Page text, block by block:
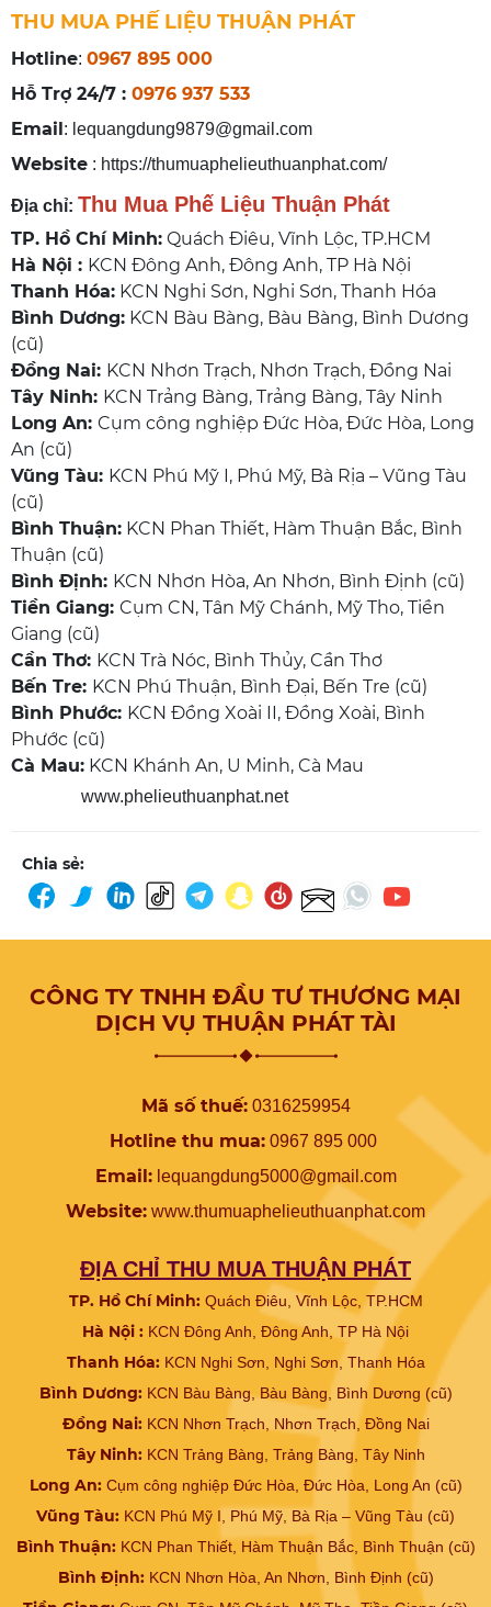
THU MUA PHẾ LIỆU THUẬN PHÁT
Hotline: 0967 895 000
Hỗ Trợ 24/7 : 0976 937 533
Email: lequangdung9879@gmail.com
Website : https://thumuaphelieuthuanphat.com/
Địa chỉ: Thu Mua Phế Liệu Thuận Phát
TP. Hồ Chí Minh: Quách Điêu, Vĩnh Lộc, TP.HCM
Hà Nội : KCN Đông Anh, Đông Anh, TP Hà Nội
Thanh Hóa: KCN Nghi Sơn, Nghi Sơn, Thanh Hóa
Bình Dương: KCN Bàu Bàng, Bàu Bàng, Bình Dương
(cũ)
Đồng Nai: KCN Nhơn Trạch, Nhơn Trạch, Đồng Nai
Tây Ninh: KCN Trảng Bàng, Trảng Bàng, Tây Ninh
Long An: Cụm công nghiệp Đức Hòa, Đức Hòa, Long
An (cũ)
Vũng Tàu: KCN Phú Mỹ I, Phú Mỹ, Bà Rịa – Vũng Tàu
(cũ)
Bình Thuận: KCN Phan Thiết, Hàm Thuận Bắc, Bình
Thuận (cũ)
Bình Định: KCN Nhơn Hòa, An Nhơn, Bình Định (cũ)
Tiền Giang: Cụm CN, Tân Mỹ Chánh, Mỹ Tho, Tiền
Giang (cũ)
Cần Thơ: KCN Trà Nóc, Bình Thủy, Cần Thơ
Bến Tre: KCN Phú Thuận, Bình Đại, Bến Tre (cũ)
Bình Phước: KCN Đồng Xoài II, Đồng Xoài, Bình
Phước (cũ)
Cà Mau: KCN Khánh An, U Minh, Cà Mau
www.phelieuthuanphat.net
Chia sẻ:
CÔNG TY TNHH ĐẦU TƯ THƯƠNG MẠI
DỊCH VỤ THUẬN PHÁT TÀI
Mã số thuế:0316259954
Hotline thu mua: 0967 895 000
Email:lequangdung5000@gmail.com
Website: www.thumuaphelieuthuanphat.com
ĐỊA CHỈ THU MUA THUẬN PHÁT
TP. Hồ Chí Minh:Quách Điêu, Vĩnh Lộc, TP.HCM
Hà Nội : KCN Đông Anh, Đông Anh, TP Hà Nội
Thanh Hóa:KCN Nghi Sơn, Nghi Sơn, Thanh Hóa
Bình Dương:KCN Bàu Bàng, Bàu Bàng, Bình Dương (cũ)
Đồng Nai: KCN Nhơn Trạch, Nhơn Trạch, Đồng Nai
Tây Ninh: KCN Trảng Bàng, Trảng Bàng, Tây Ninh
Long An: Cụm công nghiệp Đức Hòa, Đức Hòa, Long An (cũ)
Vũng Tàu: KCN Phú Mỹ I, Phú Mỹ, Bà Rịa – Vũng Tàu (cũ)
Bình Thuận:KCN Phan Thiết, Hàm Thuận Bắc, Bình Thuận (cũ)
Bình Định: KCN Nhơn Hòa, An Nhơn, Bình Định (cũ)